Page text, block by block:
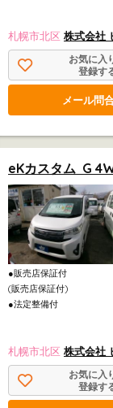
札幌市北区 株式会社
お気に入
登録す
メール問
eKカスタム G
●販売店保証付
(販売店保証付)
●法定整備付
札幌市北区 株式会社
お気に入
登録す